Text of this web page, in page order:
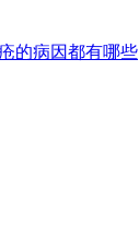
的病因都有哪些